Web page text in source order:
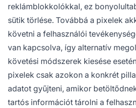
reklámblokkolókkal, ez
sütik törlése. Továbbá a pixelek
követni a felhasználói
van kapcsolva, így alternatív
követési módszerek kiesése
pixelek csak azokon a konkrét
adatot gyűjteni, amikor
tartós információt tárolni a